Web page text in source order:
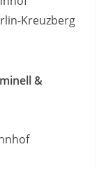
Kreuzberg
&